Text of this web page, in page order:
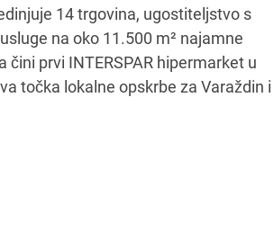
14 trgovina, ugostiteljstvo s
na oko 11.500 m² najamne
prvi INTERSPAR hipermarket u
točka lokalne opskrbe za Varaždin i